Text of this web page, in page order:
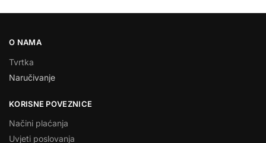
O NAMA
Tvrtka
Naručivanje
KORISNE POVEZNICE
Načini plaćanja
Uvjeti poslovanja